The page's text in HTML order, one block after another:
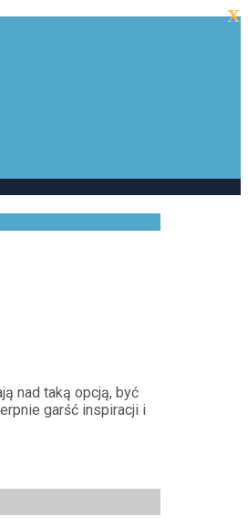
nad taką opcją, być
garść inspiracji i
X